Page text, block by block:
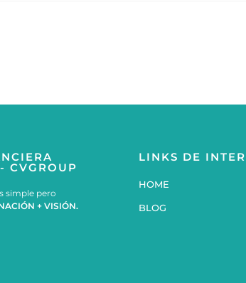
CVGROUP
simple pero
+ VISIÓN.
LINKS DE
HOME
BLOG